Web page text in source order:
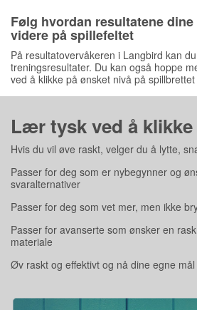
Følg hvordan resultatene
videre på spillefeltet
På resultatovervåkeren i Langbird kan
treningsresultater. Du kan også hoppe
ved å klikke på ønsket nivå på
Lær tysk ved å klikke
Hvis du vil øve raskt, velger du å lytte,
Passer for deg som er nybegynner og
svaralternativer
Passer for deg som vet mer, men ikke
Passer for avanserte som ønsker en
materiale
Øv raskt og effektivt og nå dine egne mål